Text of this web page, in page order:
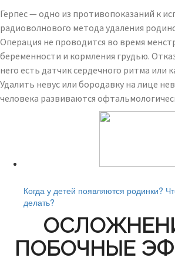
Герпес — одно из противопоказаний к
радиоволнового метода удаления
Операция не проводится во время
беременности и кормления грудью.
него есть датчик сердечного ритма или
Удалить невус или бородавку на лице
человека развиваются
Когда у детей появляются родинки?
делать?
ПОБОЧНЫЕ